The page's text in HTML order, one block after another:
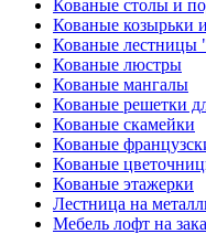
Кованые столы и
Кованые козырьки
Кованые лестницы
Кованые люстры
Кованые мангалы
Кованые решетки
Кованые скамейки
Кованые
Кованые
Кованые этажерки
Лестница на
Мебель лофт на